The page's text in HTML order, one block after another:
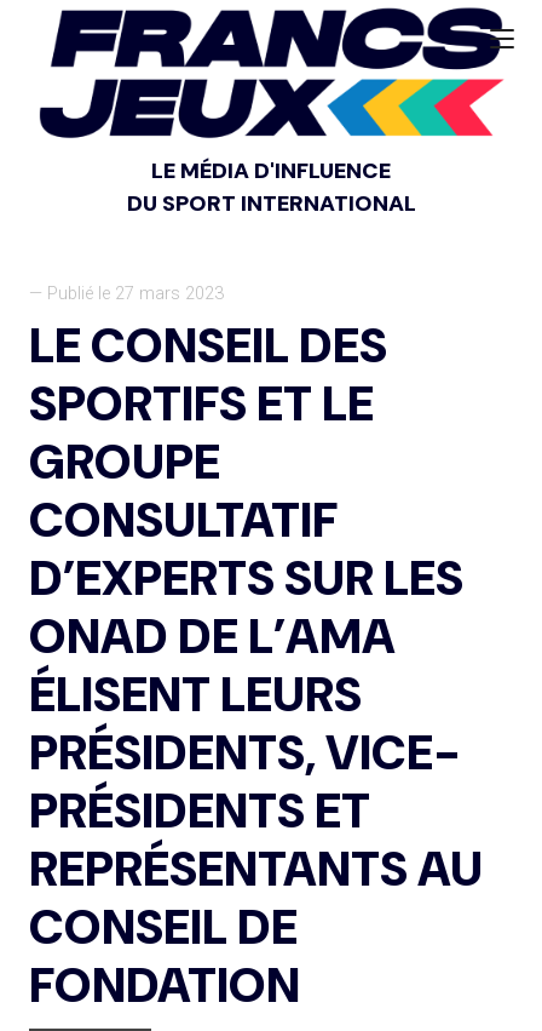
LE MÉDIA D'INFLUENCE
DU SPORT INTERNATIONAL
— Publié le 27 mars 2023
LE CONSEIL DES
SPORTIFS ET LE
GROUPE
CONSULTATIF
D’EXPERTS SUR LES
ONAD DE L’AMA
ÉLISENT LEURS
PRÉSIDENTS, VICE-
PRÉSIDENTS ET
REPRÉSENTANTS AU
CONSEIL DE
FONDATION